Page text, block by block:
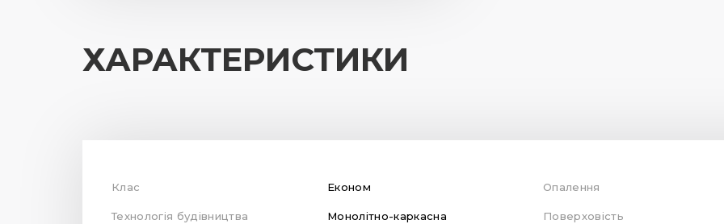
ХАРАКТЕРИСТИКИ
Клас Економ Опалення
Технологія будівництва Монолітно-каркасна Поверховість